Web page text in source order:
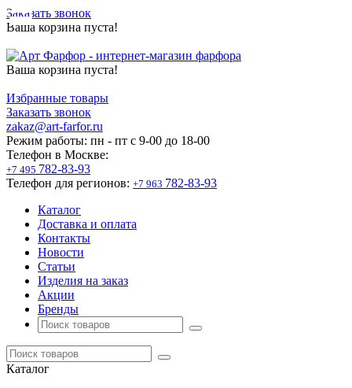
Заказать звонок
Ваша корзина пуста!
Ваша корзина пуста!
Избранные товары
Заказать звонок
zakaz@art-farfor.ru
Режим работы: пн - пт c 9-00 до 18-00
Телефон в Москве:
+7 495 782-83-93
Телефон для регионов: +7 963 782-83-93
Каталог
Доставка и оплата
Контакты
Новости
Статьи
Изделия на заказ
Акции
Бренды
Каталог